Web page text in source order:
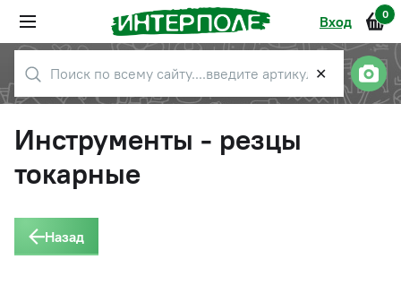
Вход 0
✕
Инструменты - резцы
токарные
Назад